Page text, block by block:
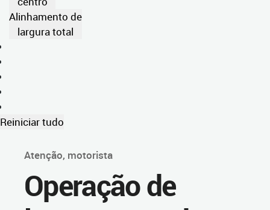
Alinhamento de
largura total
Reiniciar tudo
Atenção, motorista
Operação de